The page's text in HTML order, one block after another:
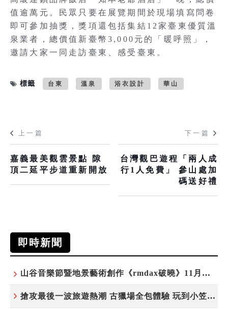
值逾萬元。民眾只要在展覽期間於現場填寫問卷
即可參加抽獎，獎項還包括集結12家臺東優質溫
泉業者，總價值新臺幣3,000元的「暖呼照」，
邀請大家一同走訪臺東、感受臺東。
標籤 台東 溫泉 浴衣設計 華山
上一篇
嘉義最美觀雲景點 隙
頂二延平步道重新開放
下一篇
台灣觀巴遊程「兩人成
行1人免費」 參山處加
碼送好禮
即時新聞
山谷音樂節暨地景藝術創作《rmdax破曉》11月花蓮銅門登場
搶攻最後一波旅遊熱潮 古獵場全包體驗 玩到小笠原夜遊觀星